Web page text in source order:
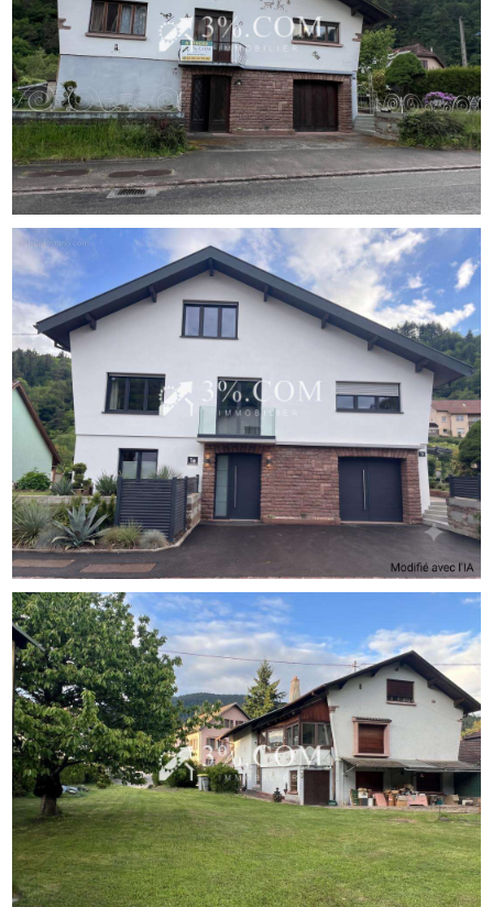
- Une cuisine avec une pièce attenante (idéale pour créer
un grand garde-manger ou ouvrir l'espace).
- Un salon-séjour lumineux.
- Une agréable véranda pour profiter des beaux jours.
- Une chambre (ou bureau pour le télétravail).
- Une salle de bain et un WC séparé.
Au deuxième étage (Espace nuit) :
- Un dégagement desservant 3 belles chambres.
- Un grenier aménageable offrant une opportunité unique
d'agrandissement (suite parentale, salle de jeux...).
Au sous-sol (Espaces techniques & rangements) :
- Une entrée, une buanderie, un cellier et un WC.
- Un garage privatif.
- Une grande cave, ancien atelier de tissage, chargée
d'histoire et idéale pour les passionnés de bricolage ou de
stockage.
Côté Technique & Rénovation
Cette maison est une page blanche idéale pour les
amoureux de la rénovation ou les investisseurs. Des
travaux de mise aux normes électriques, d'isolation
thermique et de rafraîchissement global sont à prévoir
pour optimiser son confort et sa performance
énergétique.
Note énergétique : Logement à consommation
énergétique excessive (Classe G).
Logistique & Contact
Ne manquez pas cette opportunité rare sur le secteur !
Pour planifier une visite ou obtenir plus de
renseignements, contactez-moi :
- Votre conseiller : Christophe - Agent Immobilier
- Téléphone : [Coordonnées masquées]